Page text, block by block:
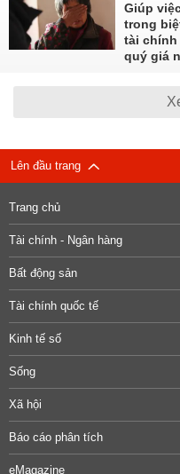
Giúp
trong
tài chính
quý giá
Lên đầu trang
Trang chủ
Tài chính - Ngân hàng
Bất động sản
Tài chính quốc tế
Kinh tế số
Sống
Xã hội
Báo cáo phân tích
eMagazine